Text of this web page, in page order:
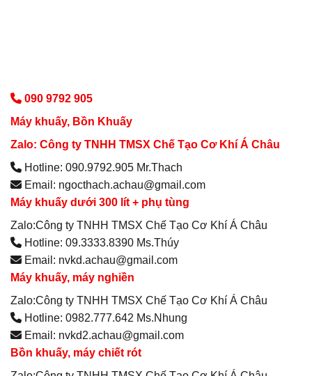
090 9792 905
Máy khuấy, Bồn Khuấy
Zalo: Công ty TNHH TMSX Chế Tạo Cơ Khí Á Châu
Hotline: 090.9792.905 Mr.Thach
Email: ngocthach.achau@gmail.com
Máy khuấy dưới 300 lít + phụ tùng
Zalo:Công ty TNHH TMSX Chế Tạo Cơ Khí Á Châu
Hotline: 09.3333.8390 Ms.Thúy
Email: nvkd.achau@gmail.com
Máy khuấy, máy nghiền
Zalo:Công ty TNHH TMSX Chế Tạo Cơ Khí Á Châu
Hotline: 0982.777.642 Ms.Nhung
Email: nvkd2.achau@gmail.com
Bồn khuấy, máy chiết rót